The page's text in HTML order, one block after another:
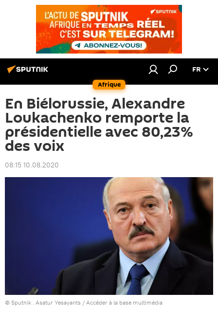
Afrique
FR
En Biélorussie, Alexandre
Loukachenko remporte la
présidentielle avec 80,23%
des voix
08:15 10.08.2020
© Sputnik . Asatur Yesayants / Accéder à la base multimédia